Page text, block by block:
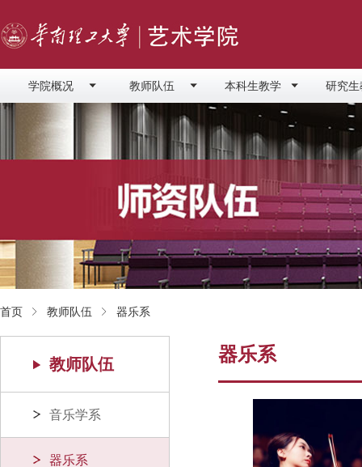
学院概况 教师队伍 本科生教学 研究生
首页 教师队伍 器乐系
教师队伍
音乐学系
器乐系
器乐系